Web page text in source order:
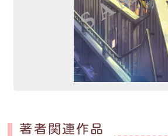
著者関連作品